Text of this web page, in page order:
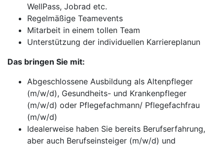
WellPass, Jobrad etc.
Regelmäßige Teamevents
Mitarbeit in einem tollen Team
Unterstützung der individuellen Karriereplanun
Das bringen Sie mit:
Abgeschlossene Ausbildung als Altenpfleger
(m/w/d), Gesundheits- und Krankenpfleger
(m/w/d) oder Pflegefachmann/ Pflegefachfrau
(m/w/d)
Idealerweise haben Sie bereits Berufserfahrung,
aber auch Berufseinsteiger (m/w/d) und